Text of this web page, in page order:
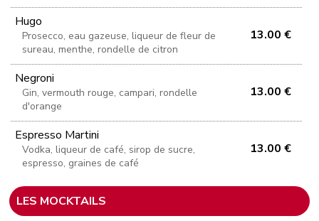
Hugo
Prosecco, eau gazeuse, liqueur de fleur de
sureau, menthe, rondelle de citron
13.00 €
Negroni
Gin, vermouth rouge, campari, rondelle
d'orange
13.00 €
Espresso Martini
Vodka, liqueur de café, sirop de sucre,
espresso, graines de café
13.00 €
LES MOCKTAILS